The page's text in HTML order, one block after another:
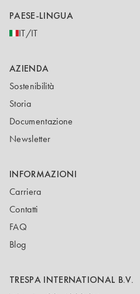
PAESE-LINGUA
IT/IT
AZIENDA
Sostenibilità
Storia
Documentazione
Newsletter
INFORMAZIONI
Carriera
Contatti
FAQ
Blog
TRESPA INTERNATIONAL B.V.